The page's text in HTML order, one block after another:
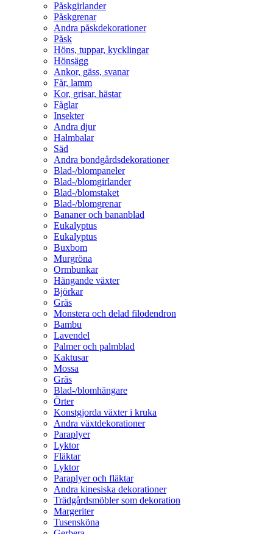
Påskgirlander
Påskgrenar
Andra påskdekorationer
Påsk
Höns, tuppar, kycklingar
Hönsägg
Ankor, gäss, svanar
Får, lamm
Kor, grisar, hästar
Fåglar
Insekter
Andra djur
Halmbalar
Säd
Andra bondgårdsdekorationer
Blad-/blompaneler
Blad-/blomgirlander
Blad-/blomstaket
Blad-/blomgrenar
Bananer och bananblad
Eukalyptus
Eukalyptus
Buxbom
Murgröna
Ormbunkar
Hängande växter
Björkar
Gräs
Monstera och delad filodendron
Bambu
Lavendel
Palmer och palmblad
Kaktusar
Mossa
Gräs
Blad-/blomhängare
Örter
Konstgjorda växter i kruka
Andra växtdekorationer
Paraplyer
Lyktor
Fläktar
Lyktor
Paraplyer och fläktar
Andra kinesiska dekorationer
Trädgårdsmöbler som dekoration
Margeriter
Tusensköna